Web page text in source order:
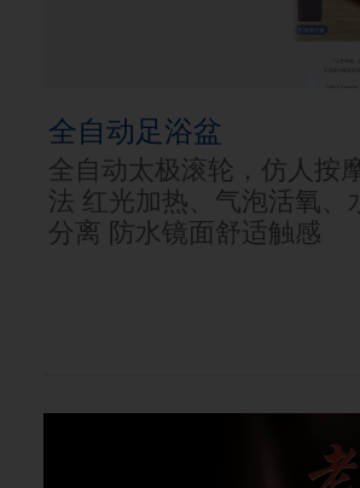
全自动足浴盆
全自动太极滚轮，仿人按
法 红光加热、气泡活氧、
分离 防水镜面舒适触感